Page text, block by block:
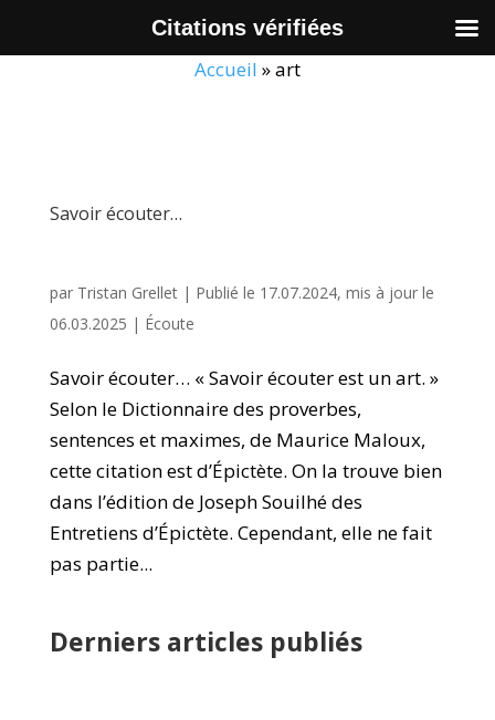
Accueil »art
Savoir écouter…
par Tristan Grellet| Publié le 17.07.2024, mis à jour le
06.03.2025 | Écoute
Savoir écouter… « Savoir écouter est un art. »
Selon le Dictionnaire des proverbes,
sentences et maximes, de Maurice Maloux,
cette citation est d’Épictète. On la trouve bien
dans l’édition de Joseph Souilhé des
Entretiens d’Épictète. Cependant, elle ne fait
pas partie...
Derniers articles publiés
Citations vérifiées